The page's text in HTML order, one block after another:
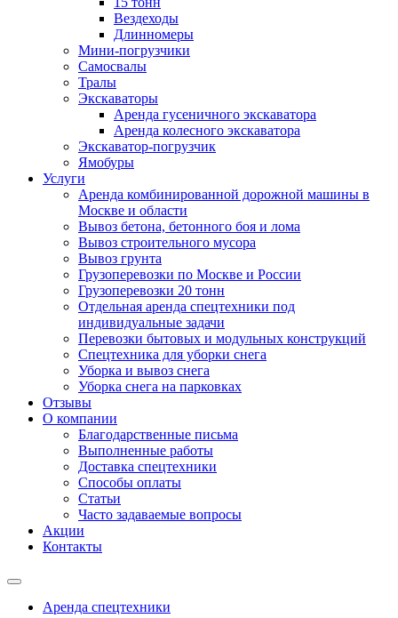
Вездеходы
Длинномеры
Мини-погрузчики
Самосвалы
Тралы
Экскаваторы
Аренда гусеничного экскаватора
Аренда колесного экскаватора
Экскаватор-погрузчик
Ямобуры
Услуги
Аренда комбинированной дорожной машины в
Москве и области
Вывоз бетона, бетонного боя и лома
Вывоз строительного мусора
Вывоз грунта
Грузоперевозки по Москве и России
Грузоперевозки 20 тонн
Отдельная аренда спецтехники под
индивидуальные задачи
Перевозки бытовых и модульных конструкций
Спецтехника для уборки снега
Уборка и вывоз снега
Уборка снега на парковках
Отзывы
О компании
Благодарственные письма
Выполненные работы
Доставка спецтехники
Способы оплаты
Статьи
Часто задаваемые вопросы
Акции
Контакты
Аренда спецтехники